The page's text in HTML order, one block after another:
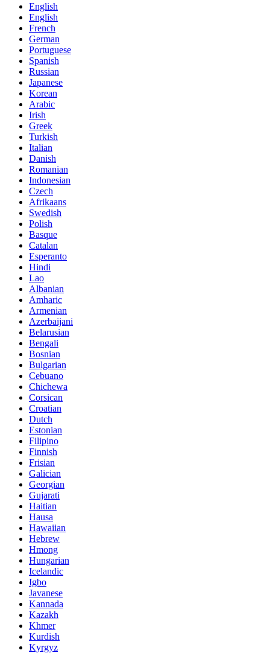
English
English
French
German
Portuguese
Spanish
Russian
Japanese
Korean
Arabic
Irish
Greek
Turkish
Italian
Danish
Romanian
Indonesian
Czech
Afrikaans
Swedish
Polish
Basque
Catalan
Esperanto
Hindi
Lao
Albanian
Amharic
Armenian
Azerbaijani
Belarusian
Bengali
Bosnian
Bulgarian
Cebuano
Chichewa
Corsican
Croatian
Dutch
Estonian
Filipino
Finnish
Frisian
Galician
Georgian
Gujarati
Haitian
Hausa
Hawaiian
Hebrew
Hmong
Hungarian
Icelandic
Igbo
Javanese
Kannada
Kazakh
Khmer
Kurdish
Kyrgyz